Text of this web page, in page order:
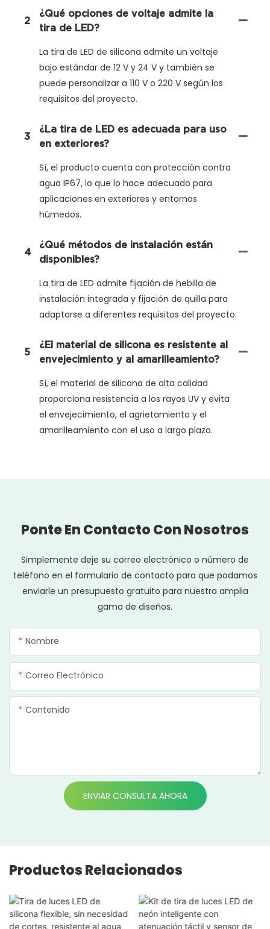
2
¿Qué opciones de voltaje admite la
tira de LED?
La tira de LED de silicona admite un voltaje
bajo estándar de 12 V y 24 V y también se
puede personalizar a 110 V o 220 V según los
requisitos del proyecto.
3
¿La tira de LED es adecuada para uso
en exteriores?
Sí, el producto cuenta con protección contra
agua IP67, lo que lo hace adecuado para
aplicaciones en exteriores y entornos
húmedos.
4
¿Qué métodos de instalación están
disponibles?
La tira de LED admite fijación de hebilla de
instalación integrada y fijación de quilla para
adaptarse a diferentes requisitos del proyecto.
5
¿El material de silicona es resistente al
envejecimiento y al amarilleamiento?
Sí, el material de silicona de alta calidad
proporciona resistencia a los rayos UV y evita
el envejecimiento, el agrietamiento y el
amarilleamiento con el uso a largo plazo.
Ponte En Contacto Con Nosotros
Simplemente deje su correo electrónico o número de
teléfono en el formulario de contacto para que podamos
enviarle un presupuesto gratuito para nuestra amplia
gama de diseños.
Nombre
Correo Electrónico
Contenido
ENVIAR CONSULTA AHORA
Productos Relacionados